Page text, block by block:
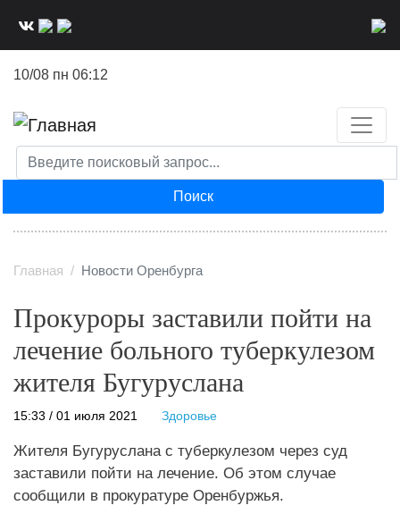
10/08 пн 06:12
Поиск
Главная Новости Оренбурга
Прокуроры заставили пойти на
лечение больного туберкулезом
жителя Бугуруслана
15:33 / 01 июля 2021 Здоровье
Жителя Бугуруслана с туберкулезом через суд
заставили пойти на лечение. Об этом случае
сообщили в прокуратуре Оренбуржья.